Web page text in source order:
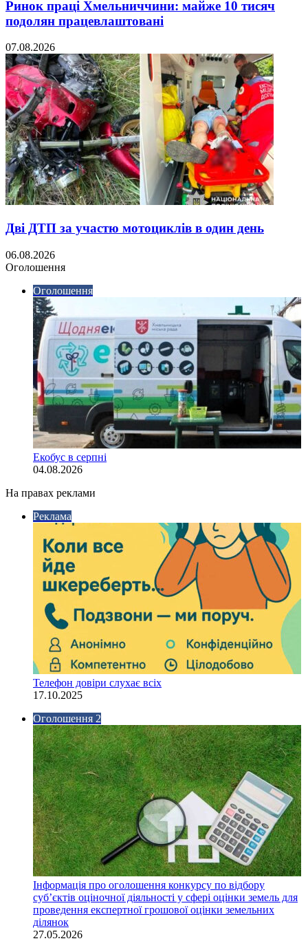
Ринок праці Хмельниччини: майже 10 тисяч
подолян працевлаштовані
07.08.2026
Дві ДТП за участю мотоциклів в один день
06.08.2026
Оголошення
Оголошення
Екобус в серпні
04.08.2026
На правах реклами
Реклама
Телефон довіри слухає всіх
17.10.2025
Оголошення 2
Інформація про оголошення конкурсу по відбору
суб’єктів оціночної діяльності у сфері оцінки земель для
проведення експертної грошової оцінки земельних
ділянок
27.05.2026